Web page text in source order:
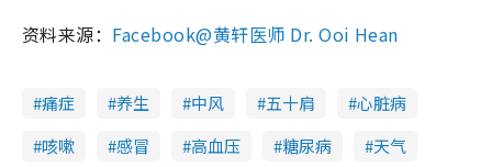
资料来源： Facebook@黄轩医师 Dr. Ooi Hean
痛症 养生 中风 五十肩
心脏病
咳嗽
感冒 高血压 糖尿病
天气